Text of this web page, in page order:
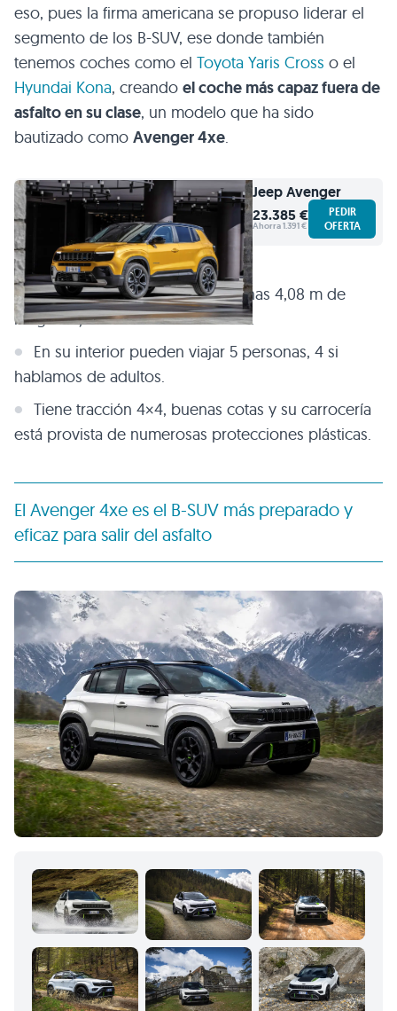
eso, pues la firma americana se propuso liderar el
segmento de los B-SUV, ese donde también
tenemos coches como el Toyota Yaris Cross o el
Hyundai Kona, creando el coche más capaz fuera de
asfalto en su clase, un modelo que ha sido
bautizado como Avenger 4xe.
JeepAvenger
23.385 €
Ahorra 1.391 €
PEDIR
OFERTA
El Jeep Avenger 4xe mide apenas 4,08 m de
longitud ytiene 380 l de maletero.
En su interior pueden viajar 5 personas, 4 si
hablamos de adultos.
Tiene tracción 4×4, buenas cotas y su carrocería
está provista de numerosas protecciones plásticas.
El Avenger 4xe es el B-SUV más preparado y
eficaz para salir del asfalto